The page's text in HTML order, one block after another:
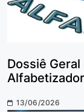
Dossiê
13/06/2026